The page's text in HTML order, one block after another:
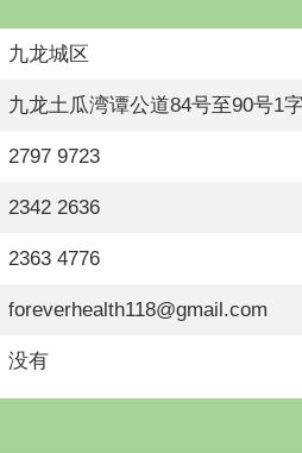
九龙城区
九龙土瓜湾谭公道84号至90号1
2797 9723
2342 2636
2363 4776
foreverhealth118@gmail.com
没有